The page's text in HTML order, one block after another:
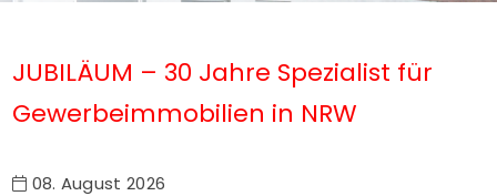
JUBILÄUM – 30 Jahre Spezialist für
Gewerbeimmobilien in NRW
08. August 2026